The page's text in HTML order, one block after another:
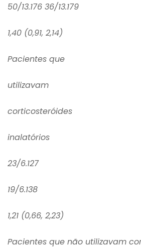
50/13.176 36/13.179
1,40 (0,91, 2,14)
Pacientes que
utilizavam
corticosteróides
inalatórios
23/6.127
19/6.138
1,21 (0,66, 2,23)
Pacientes que não utilizavam